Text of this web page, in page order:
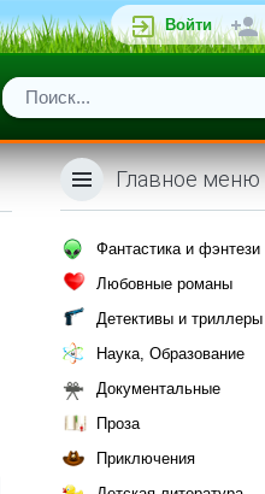
Войти
Главное меню
Фантастика и фэнтези
Любовные романы
Детективы и триллеры
Наука, Образование
Документальные
Проза
Приключения